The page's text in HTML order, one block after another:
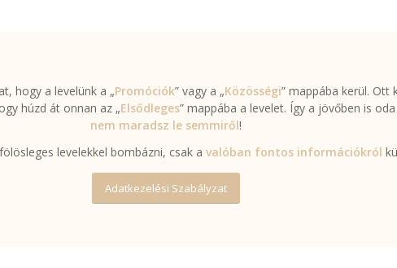
hogy a levelünk a „Promóciók” vagy a „Közösségi” mappába kerül. Ott
húzd át onnan az „Elsődleges” mappába a levelet. Így a jövőben is
nem maradsz le semmiről!
levelekkel bombázni, csak a valóban fontos információkról
Adatkezelési Szabályzat